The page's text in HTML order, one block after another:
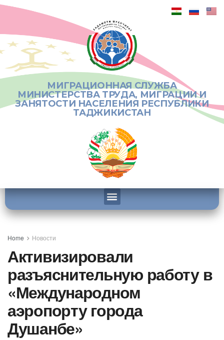
МИГРАЦИОННАЯ СЛУЖБА
МИНИСТЕРСТВА ТРУДА, МИГРАЦИИ И
ЗАНЯТОСТИ НАСЕЛЕНИЯ РЕСПУБЛИКИ
ТАДЖИКИСТАН
Home Новости
Активизировали
разъяснительную работу в
«Международном
аэропорту города
Душанбе»